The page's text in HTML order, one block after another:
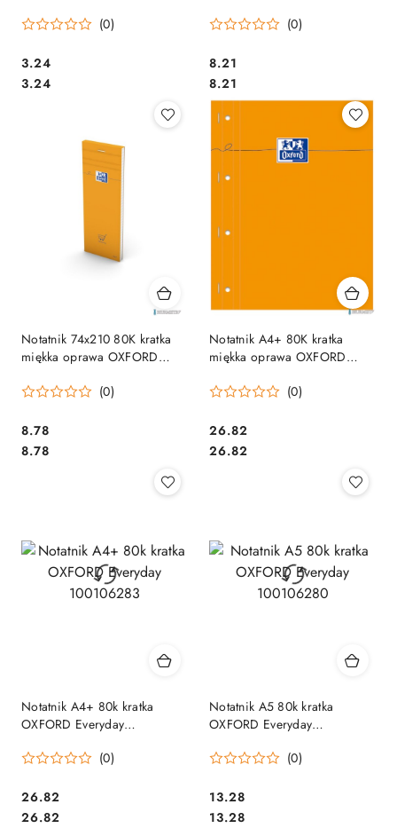
(0)
Cena:
3.24
Cena:
3.24
(0)
Cena:
8.21
Cena:
8.21
Notatnik 74x210 80K kratka
miękka oprawa OXFORD
(0)
Cena:
8.78
Cena:
8.78
Notatnik A4+ 80K kratka
miękka oprawa OXFORD
(0)
Cena:
26.82
Cena:
26.82
Notatnik A4+ 80k kratka
OXFORD Everyday
(0)
Cena:
26.82
Cena:
26.82
Notatnik A5 80k kratka
OXFORD Everyday
(0)
Cena:
13.28
Cena:
13.28